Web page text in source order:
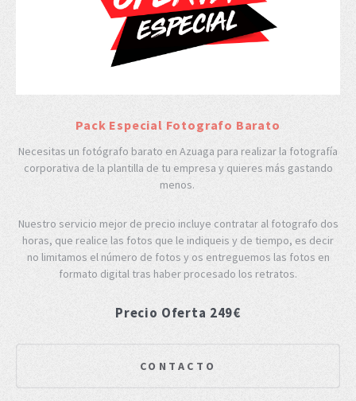
Pack Especial Fotografo Barato
Necesitas un fotógrafo barato en Azuaga para realizar la fotografía
corporativa de la plantilla de tu empresa y quieres más gastando
menos.
Nuestro servicio mejor de precio incluye contratar al fotografo dos
horas, que realice las fotos que le indiqueis y de tiempo, es decir
no limitamos el número de fotos y os entreguemos las fotos en
formato digital tras haber procesado los retratos.
Precio Oferta 249€
CONTACTO